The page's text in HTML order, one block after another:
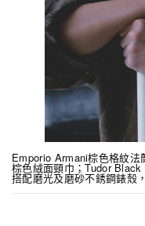
Emporio Armani棕色格紋
棕色絨面頸巾；Tudor
搭配磨光及磨砂不銹鋼錶殼